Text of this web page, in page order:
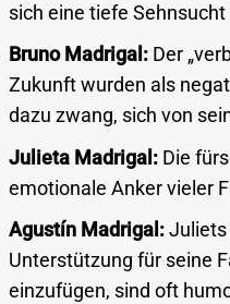
sich eine tiefe
Bruno Madrigal:Der
Zukunft wurden als
dazu zwang, sich von
Julieta Madrigal:Die
emotionale Anker vieler
Agustín Madrigal:Juliets
Unterstützung für seine
einzufügen, sind oft